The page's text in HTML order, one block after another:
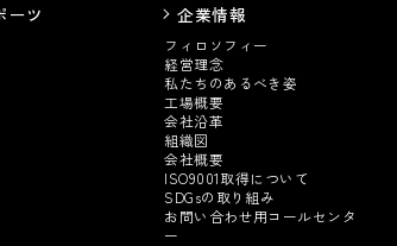
ーツ 企業情報
フィロソフィー
経営理念
私たちのあるべき姿
工場概要
会社沿革
組織図
会社概要
ISO9001取得について
SDGsの取り組み
お問い合わせ用コールセンタ
ー